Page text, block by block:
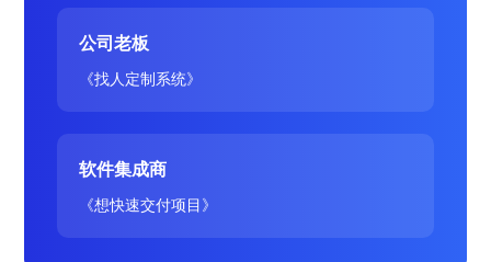
公司老板
《找人定制系统》
软件集成商
《想快速交付项目》